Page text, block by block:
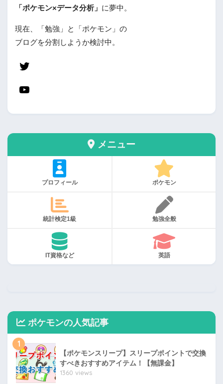
「ポケモン×データ分析」 に夢中。
現在、「勉強」と「ポケモン」の
ブログを分割しようか検討中。
メニュー
プロフィール ポケモン
統計検定1級 勉強全般
IT資格など 英語
ポケモンの人気記事
1
【ポケモンスリープ】スリープポイントで交換
すべきおすすめアイテム！【無課金】
1360 views